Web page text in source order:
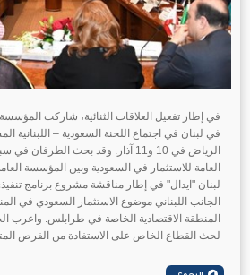
في إطار تفعيل العلاقات الثنائية، شاركت
في لبنان في اجتماع اللجنة السعودية – اللبنانية
الرياض في 10 و11 آذار. وقد بحث
العامة للاستثمار في السعودية وبين المؤسسة
لبنان "ايدال" في إطار مناقشة مشروع برنامج
الجانب اللبناني موضوع الاستثمار السعودي في
المنطقة الاقتصادية الخاصة في طرابلس. واعرب
لحث القطاع الخاص على الاستفادة من الفرص